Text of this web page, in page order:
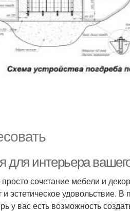
интерьера
сочетание мебели и
эстетическое удовольствие.
у вас есть возможность